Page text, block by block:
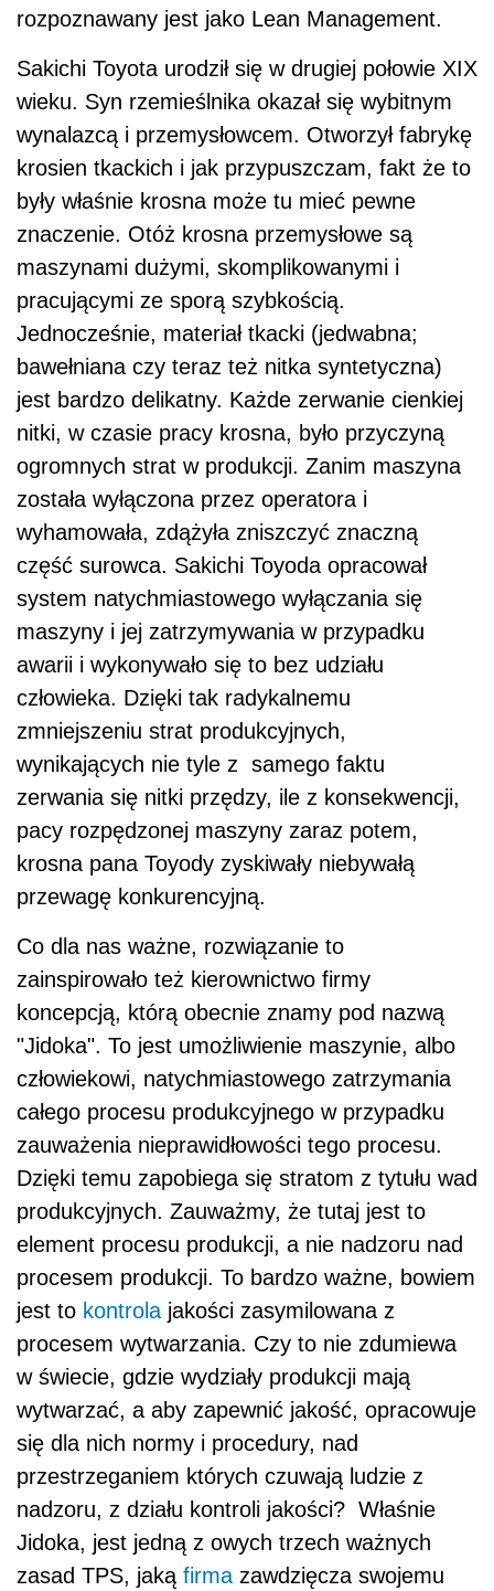
rozpoznawany jest jako Lean Management.
Sakichi Toyota urodził się w drugiej połowie XIX
wieku. Syn rzemieślnika okazał się wybitnym
wynalazcą i przemysłowcem. Otworzył fabrykę
krosien tkackich i jak przypuszczam, fakt że to
były właśnie krosna może tu mieć pewne
znaczenie. Otóż krosna przemysłowe są
maszynami dużymi, skomplikowanymi i
pracującymi ze sporą szybkością.
Jednocześnie, materiał tkacki (jedwabna;
bawełniana czy teraz też nitka syntetyczna)
jest bardzo delikatny. Każde zerwanie cienkiej
nitki, w czasie pracy krosna, było przyczyną
ogromnych strat w produkcji. Zanim maszyna
została wyłączona przez operatora i
wyhamowała, zdążyła zniszczyć znaczną
część surowca. Sakichi Toyoda opracował
system natychmiastowego wyłączania się
maszyny i jej zatrzymywania w przypadku
awarii i wykonywało się to bez udziału
człowieka. Dzięki tak radykalnemu
zmniejszeniu strat produkcyjnych,
wynikających nie tyle z samego faktu
zerwania się nitki przędzy, ile z konsekwencji,
pacy rozpędzonej maszyny zaraz potem,
krosna pana Toyody zyskiwały niebywałą
przewagę konkurencyjną.
Co dla nas ważne, rozwiązanie to
zainspirowało też kierownictwo firmy
koncepcją, którą obecnie znamy pod nazwą
"Jidoka". To jest umożliwienie maszynie, albo
człowiekowi, natychmiastowego zatrzymania
całego procesu produkcyjnego w przypadku
zauważenia nieprawidłowości tego procesu.
Dzięki temu zapobiega się stratom z tytułu wad
produkcyjnych. Zauważmy, że tutaj jest to
element procesu produkcji, a nie nadzoru nad
procesem produkcji. To bardzo ważne, bowiem
jest to kontrola jakości zasymilowana z
procesem wytwarzania. Czy to nie zdumiewa
w świecie, gdzie wydziały produkcji mają
wytwarzać, a aby zapewnić jakość, opracowuje
się dla nich normy i procedury, nad
przestrzeganiem których czuwają ludzie z
nadzoru, z działu kontroli jakości? Właśnie
Jidoka, jest jedną z owych trzech ważnych
zasad TPS, jaką firma zawdzięcza swojemu